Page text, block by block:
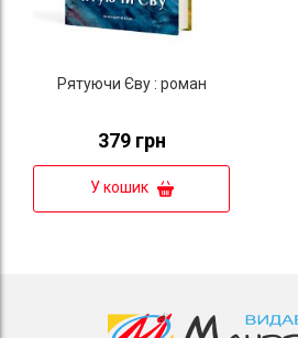
Рятуючи Єву : роман
379 грн
У кошик